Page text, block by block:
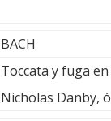
BACH
Toccata y fuga
Nicholas Danby,